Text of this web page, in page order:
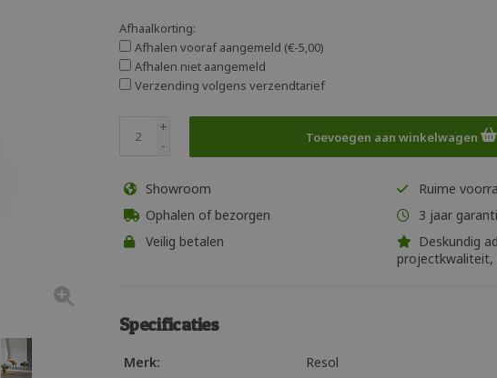
Afhaalkorting:
Afhalen vooraf aangemeld (€-5,00)
Afhalen niet aangemeld
Verzending volgens verzendtarief
+
-
Toevoegen aan winkelwagen
Showroom
Ruime
Ophalen of bezorgen
3 jaar
Veilig betalen
Deskundig
projectkwaliteit,
Specificaties
Merk:
Resol